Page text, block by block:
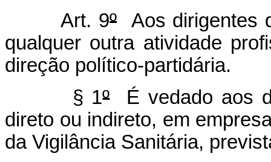
Art. 9ºAos dirigentes
qualquer outra atividade
direção político-partidária.
§ 1ºÉ vedado aos
direto ou indireto, em
da Vigilância Sanitária,